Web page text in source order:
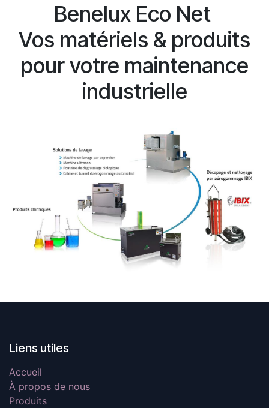
Benelux Eco Net
Vos matériels & produits
pour votre maintenance
industrielle
Liens utiles
Accueil
À propos de nous
Produits